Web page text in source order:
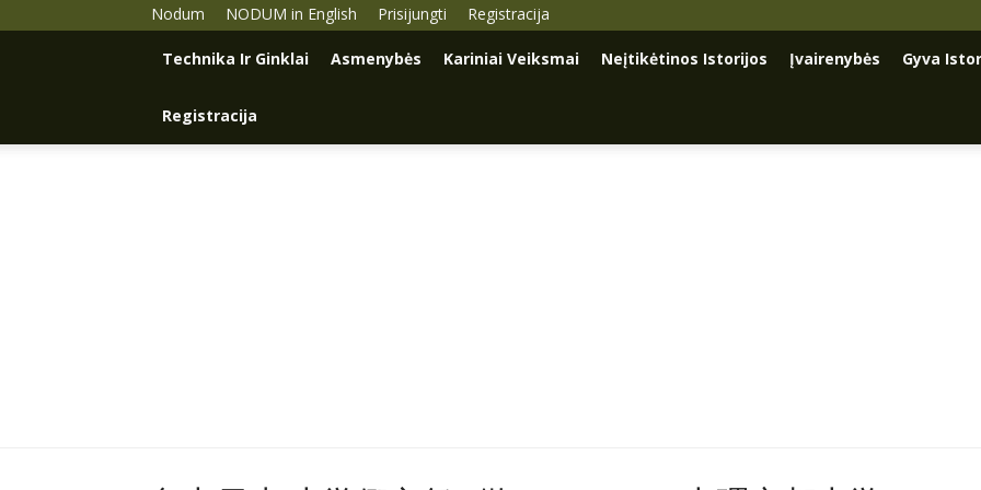
Nodum NODUM in English Prisijungti Registracija
Technika Ir Ginklai Asmenybės Kariniai Veiksmai Neįtikėtinos Istorijos Įvairenybės Gyva
Registracija